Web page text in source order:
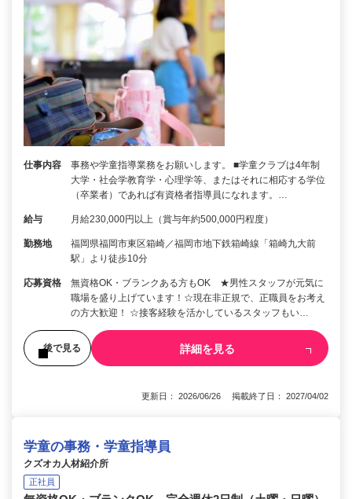
仕事内容
事務や学童指導業務をお願いします。 ■学童クラブは4年制
大学・社会学教育学・心理学等、またはそれに相応する学位
（卒業者）であれば有資格者指導員になれます。…
給与 月給230,000円以上（賞与年約500,000円程度）
勤務地
福岡県福岡市東区箱崎／福岡市地下鉄箱崎線「箱崎九大前
駅」より徒歩10分
応募資格
無資格OK・ブランクある方もOK ★男性スタッフが元気に
職場を盛り上げています！☆現在非正規で、正職員をお考え
の方大歓迎！ ☆接客経験を活かしているスタッフもい…
後で見る 詳細を見る
更新日： 2026/06/26 掲載終了日： 2027/04/02
学童の事務・学童指導員
クズオカ人材紹介所
正社員